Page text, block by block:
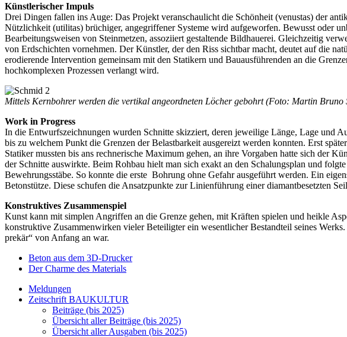
Künstlerischer Impuls
Drei Dingen fallen ins Auge: Das Projekt veranschaulicht die Schönheit (venustas) der
Nützlichkeit (utilitas) brüchiger, angegriffener Systeme wird aufgeworfen. Bewusst oder
Bearbeitungsweisen von Steinmetzen, assoziiert gestaltende Bildhauerei. Gleichzeitig
von Erdschichten vornehmen. Der Künstler, der den Riss sichtbar macht, deutet auf die
erodierende Intervention gemeinsam mit den Statikern und Bauausführenden an die
hochkomplexen Prozessen verlangt wird.
Mittels Kernbohrer werden die vertikal angeordneten Löcher gebohrt (Foto: Martin Bruno
Work in Progress
In die Entwurfszeichnungen wurden Schnitte skizziert, deren jeweilige Länge, Lage und
bis zu welchem Punkt die Grenzen der Belastbarkeit ausgereizt werden konnten. Erst
Statiker mussten bis ans rechnerische Maximum gehen, an ihre Vorgaben hatte sich der
der Schnitte auswirkte. Beim Rohbau hielt man sich exakt an den Schalungsplan und
Bewehrungsstäbe. So konnte die erste Bohrung ohne Gefahr ausgeführt werden. Ein
Betonstütze. Diese schufen die Ansatzpunkte zur Linienführung einer diamantbesetzten
Konstruktives Zusammenspiel
Kunst kann mit simplen Angriffen an die Grenze gehen, mit Kräften spielen und heikle
konstruktive Zusammenwirken vieler Beteiligter ein wesentlicher Bestandteil seines
prekär“ von Anfang an war.
Beton aus dem 3D-Drucker
Der Charme des Materials
Meldungen
Zeitschrift BAUKULTUR
Beiträge (bis 2025)
Übersicht aller Beiträge (bis 2025)
Übersicht aller Ausgaben (bis 2025)